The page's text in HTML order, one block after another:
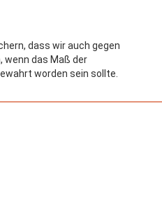
dass wir auch gegen
wenn das Maß der
worden sein sollte.